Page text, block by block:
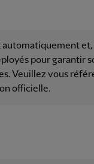
pour garantir
Veuillez vous
officielle.